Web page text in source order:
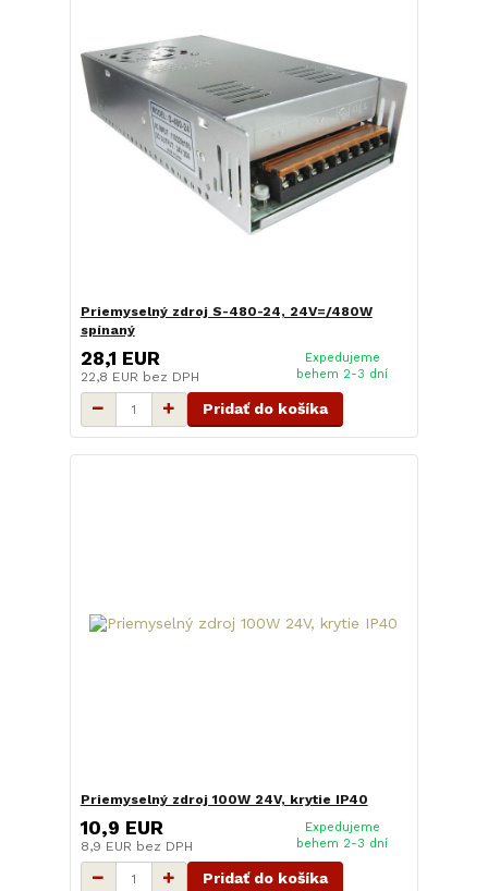
Priemyselný zdroj S-480-24, 24V=/480W
spínaný
28,1 EUR
22,8 EUR bez DPH
Expedujeme
behem 2-3 dní
Pridať do košíka
Priemyselný zdroj 100W 24V, krytie IP40
10,9 EUR
8,9 EUR bez DPH
Expedujeme
behem 2-3 dní
Pridať do košíka